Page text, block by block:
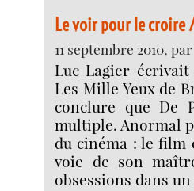
Le voir pour le croire
11 septembre 2010, par
Luc Lagier
Les Mille Yeux de
conclure que De
multiple. Anormal
du cinéma : le film
voie de son
obsessions dans